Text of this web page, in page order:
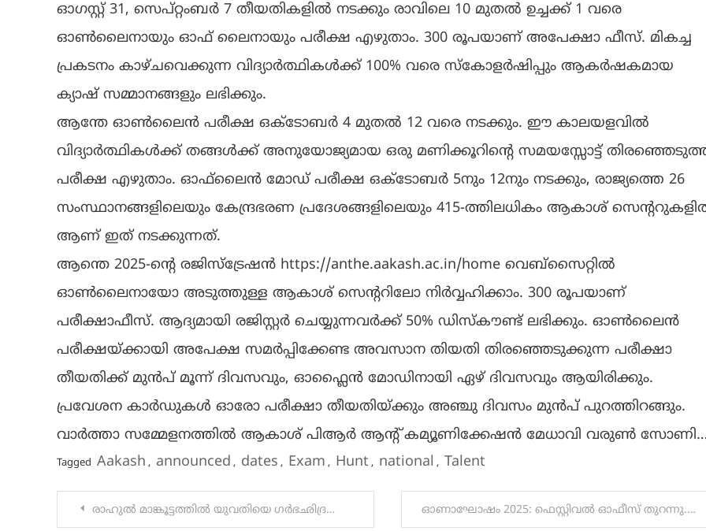
ഓഗസ്റ്റ് 31, സെപ്റ്റംബർ 7 തീയതികളിൽ നടക്കും രാവിലെ 10 മുതൽ ഉച്ചക്ക് 1 വരെ
ഓൺലൈനായും ഓഫ് ലൈനായും പരീക്ഷ എഴുതാം. 300 രൂപയാണ് അപേക്ഷാ ഫീസ്. മികച്ച
പ്രകടനം കാഴ്ചവെക്കുന്ന വിദ്യാർത്ഥികൾക്ക് 100% വരെ സ്കോളർഷിപ്പും ആകർഷകമായ
ക്യാഷ് സമ്മാനങ്ങളും ലഭിക്കും.
ആന്തേ ഓൺലൈൻ പരീക്ഷ ഒക്ടോബർ 4 മുതൽ 12 വരെ നടക്കും. ഈ കാലയളവിൽ
വിദ്യാർത്ഥികൾക്ക് തങ്ങൾക്ക് അനുയോജ്യമായ ഒരു മണിക്കൂറിൻ്റെ സമയസ്സോട്ട്
പരീക്ഷ എഴുതാം. ഓഫ്‌ലൈൻ മോഡ് പരീക്ഷ ഒക്ടോബർ 5നും 12നും നടക്കും, രാജ്യത്തെ 26
സംസ്ഥാനങ്ങളിലെയും കേന്ദ്രഭരണ പ്രദേശങ്ങളിലെയും 415-ത്തിലധികം ആകാശ്
ആണ് ഇത് നടക്കുന്നത്.
ആന്തെ 2025-ൻ്റെ രജിസ്ട്രേഷൻ https://anthe.aakash.ac.in/home വെബ്സൈറ്റിൽ
ഓൺലൈനായോ അടുത്തുള്ള ആകാശ് സെൻ്ററിലോ നിർവ്വഹിക്കാം. 300 രൂപയാണ്
പരീക്ഷാഫീസ്. ആദ്യമായി രജിസ്റ്റർ ചെയ്യുന്നവർക്ക് 50% ഡിസ്കൗണ്ട് ലഭിക്കും. ഓൺലൈൻ
പരീക്ഷയ്ക്കായി അപേക്ഷ സമർപ്പിക്കേണ്ട അവസാന തിയതി തിരഞ്ഞെടുക്കുന്ന പരീക്ഷാ
തീയതിക്ക് മുൻപ് മൂന്ന് ദിവസവും, ഓഫ്ലൈൻ മോഡിനായി ഏഴ് ദിവസവും ആയിരിക്കും.
പ്രവേശന കാർഡുകൾ ഓരോ പരീക്ഷാ തീയതിയ്ക്കും അഞ്ചു ദിവസം മുൻപ് പുറത്തിറങ്ങും.
വാർത്താ സമ്മേളനത്തിൽ ആകാശ് പിആർ ആൻ്റ് കമ്യൂണിക്കേഷൻ മേധാവി വരുൺ
Tagged Aakash , announced , dates , Exam , Hunt , national , Talent
Post
രാഹുൽ മാങ്കൂട്ടത്തിൽ യുവതിയെ ഗര്‍ഭഛിദ്രത്തിന് നിര്‍ബന്ധിച്ചതിൻ്റെ കൂടുതല്‍ തെളിവുകള്‍ പുറത്ത്: ഓണാഘോഷം 2025: ഫെസ്റ്റിവൽ ഓഫീസ് തുറന്നു.